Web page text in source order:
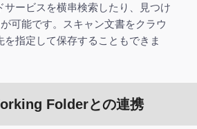
サービスを横串検索したり、見つけ
可能です。スキャン文書をクラウ
を指定して保存することもできま
Folderとの連携